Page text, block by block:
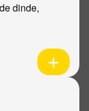
dinde,